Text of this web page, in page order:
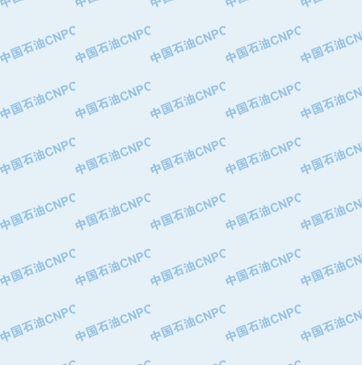
·上海山武控制仪表有限公司
·上海赛科石油化工有限责任公司
·上海高桥石化
·中国石化扬子石油化工股份有限公司
·中国石化长岭炼化公司
·中国石油长庆油田分公司
·山东墨龙石油机械股份有限公司
·大庆油田物资集团
·南阳防爆集团有限公司
·乳山市力久特种电机有限公司
·无锡西姆莱斯石油专用管制造有限公
·沈阳全密封变压器股份有限公司
·河北华北石油天成实业集团有限公司
·特变电工股份有限公司